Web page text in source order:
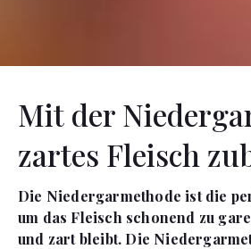
Mit der
zartes Fleisch
Die Niedergarmethode ist die
um das Fleisch schonend zu
und zart bleibt. Die